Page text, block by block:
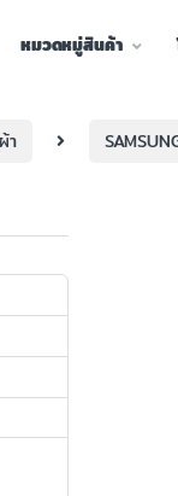
หมวดหมู่สินค้า
า